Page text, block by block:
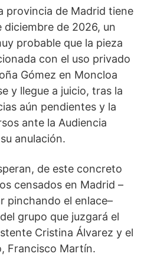
provincia de Madrid tiene
diciembre de 2026, un
probable que la pieza
con el uso privado
Gómez en Moncloa
y llegue a juicio, tras la
aún pendientes y la
ante la Audiencia
anulación.
de este concreto
censados en Madrid –
pinchando el enlace–
grupo que juzgará el
Cristina Álvarez y el
Francisco Martín.